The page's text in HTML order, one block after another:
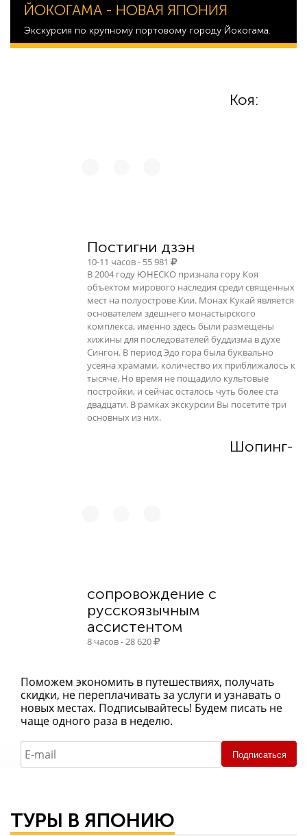
ЙОКОГАМА - НОВАЯ ЯПОНИЯ
Экскурсия по крупному портовому городу Йокогама.
Коя:
Постигни дзэн
10-11 часов - 55 981
В 2004 году ЮНЕСКО признала гору Коя
объектом мирового наследия среди священных
мест на полуострове Кии. Монах Кукай является
основателем здешнего монастырского
комплекса, именно здесь были размещены
хижины для последователей буддизма в духе
Сингон. В период Эдо гора была буквально
усеяна храмами, количество их приближалось к
тысяче. Но время не пощадило культовые
постройки, и сейчас осталось чуть более ста
двадцати. В рамках экскурсии Вы посетите три
основных из них.
Шопинг-
сопровождение с
русскоязычным
ассистентом
8 часов - 28 620
Поможем экономить в путешествиях, получать
скидки, не переплачивать за услуги и узнавать о
новых местах. Подписывайтесь! Будем писать не
чаще одного раза в неделю.
Подписаться
ТУРЫ В ЯПОНИЮ